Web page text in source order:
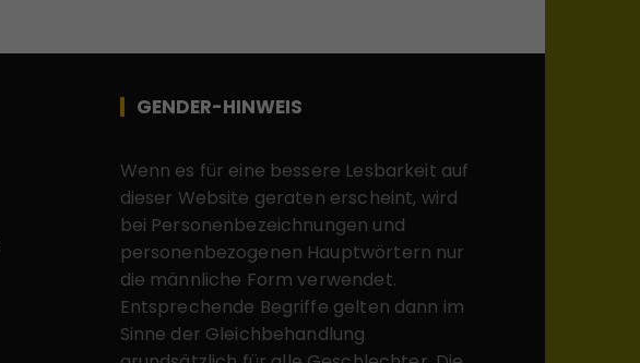
GENDER-HINWEIS
Wenn es für eine bessere Lesbarkeit auf
dieser Website geraten erscheint, wird
bei Personenbezeichnungen und
personenbezogenen Hauptwörtern nur
die männliche Form verwendet.
Entsprechende Begriffe gelten dann im
Sinne der Gleichbehandlung